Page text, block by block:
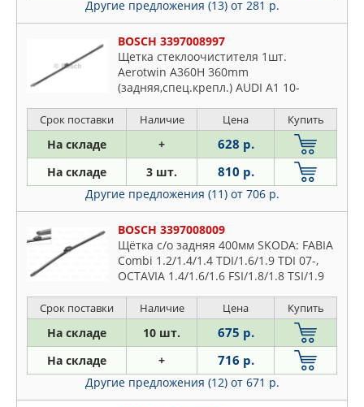
METALCAUCHO
STELLOX
TRICO
TRUCKTEC AUTOMOTIVE
VALEO
WEEN
Jetta
Load
Lupo
Multivan
Parati
Passat
Phaeton
Polo
Santana
Saveiro
Scirocco
Sharan
Другие предложения (13) от 281 р.
BOSCH 3397008997
Щетка стеклоочистителя 1шт.
Aerotwin A360H 360mm
(задняя,спец.крепл.) AUDI A1 10-
Срок поставки Наличие Цена Купить
На складе + 628 р.
На складе 3 шт. 810 р.
Другие предложения (11) от 706 р.
BOSCH 3397008009
Щётка с/о задняя 400мм SKODA: FABIA
Combi 1.2/1.4/1.4 TDI/1.6/1.9 TDI 07-,
OCTAVIA 1.4/1.6/1.6 FSI/1.8/1.8 TSI/1.9
Combi 1.4/1.
Срок поставки Наличие Цена Купить
На складе 10 шт. 675 р.
На складе + 716 р.
Другие предложения (12) от 671 р.